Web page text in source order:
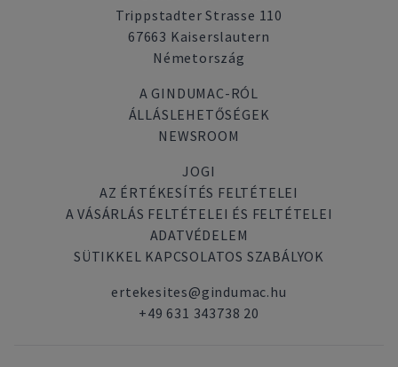
Trippstadter Strasse 110
67663 Kaiserslautern
Németország
A GINDUMAC-RÓL
ÁLLÁSLEHETŐSÉGEK
NEWSROOM
JOGI
AZ ÉRTÉKESÍTÉS FELTÉTELEI
A VÁSÁRLÁS FELTÉTELEI ÉS FELTÉTELEI
ADATVÉDELEM
SÜTIKKEL KAPCSOLATOS SZABÁLYOK
ertekesites@gindumac.hu
+49 631 343738 20